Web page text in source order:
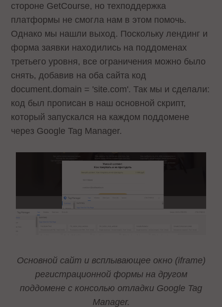
стороне GetCourse, но техподдержка
платформы не смогла нам в этом помочь.
Однако мы нашли выход. Поскольку лендинг и
форма заявки находились на поддоменах
третьего уровня, все ограничения можно было
снять, добавив на оба сайта код
document.domain = 'site.com'. Так мы и сделали:
код был прописан в наш основной скрипт,
который запускался на каждом поддомене
через Google Tag Manager.
Основной сайт и всплывающее окно (iframe)
регистрационной формы на другом
поддомене с консолью отладки Google Tag
Manager.